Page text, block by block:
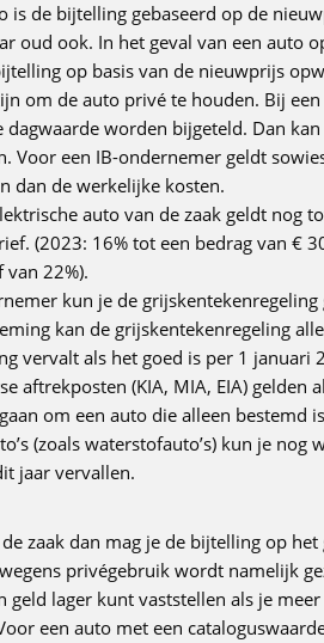
is de bijtelling gebaseerd op de
oud ook. In het geval van een auto
op basis van de nieuwprijs
om de auto privé te houden. Bij
dagwaarde worden bijgeteld. Dan
Voor een IB-ondernemer geldt
dan de werkelijke kosten.
auto van de zaak geldt nog
(2023: 16% tot een bedrag van €
22%).
kun je de
kan de grijskentekenregeling
vervalt als het goed is per 1 januari
aftrekposten (KIA, MIA, EIA) gelden
om een auto die alleen bestemd
(zoals waterstofauto’s) kun je nog
jaar vervallen.
zaak dan mag je de bijtelling op
privégebruik wordt namelijk
geld lager kunt vaststellen als je
een auto met een